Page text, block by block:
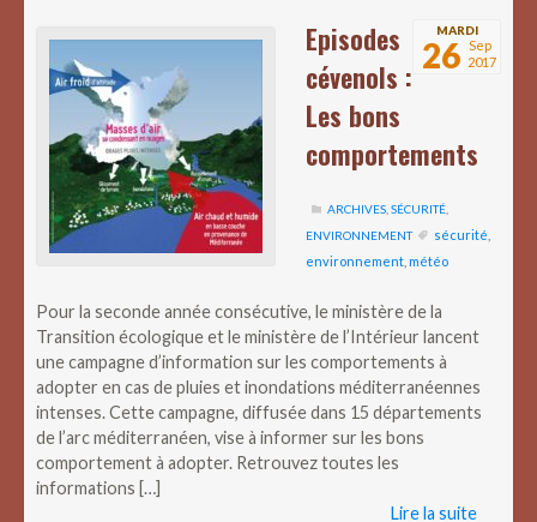
MARDI
26 Sep
2017
Episodes
cévenols :
Les bons
comportements
ARCHIVES SÉCURITÉ
ENVIRONNEMENT
sécurité
environnement météo
Pour la seconde année consécutive, le ministère de la
Transition écologique et le ministère de l’Intérieur lancent
une campagne d’information sur les comportements à
adopter en cas de pluies et inondations méditerranéennes
intenses. Cette campagne, diffusée dans 15 départements
de l’arc méditerranéen, vise à informer sur les bons
comportement à adopter. Retrouvez toutes les
informations […]
Lire la suite